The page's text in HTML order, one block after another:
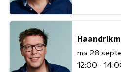
ma 28
12:00 -